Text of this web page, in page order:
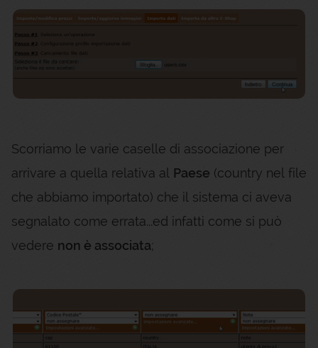
Scorriamo le varie caselle di associazione per
arrivare a quella relativa al Paese (country nel file
che abbiamo importato) che il sistema ci aveva
segnalato come errata...ed infatti come si può
vedere non è associata